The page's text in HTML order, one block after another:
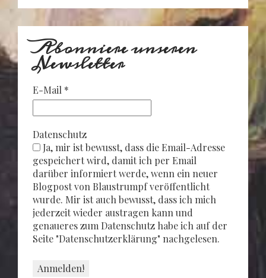
Abonniere unseren
Newsletter
E-Mail *
Datenschutz
Ja, mir ist bewusst, dass die Email-Adresse
gespeichert wird, damit ich per Email
darüber informiert werde, wenn ein neuer
Blogpost von Blaustrumpf veröffentlicht
wurde. Mir ist auch bewusst, dass ich mich
jederzeit wieder austragen kann und
genaueres zum Datenschutz habe ich auf der
Seite "Datenschutzerklärung" nachgelesen.